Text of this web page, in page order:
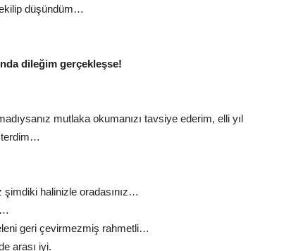
düşündüm…
dileğim gerçekleşse!
mutlaka okumanızı tavsiye ederim, elli yıl
halinizle oradasınız…
geri çevirmezmiş rahmetli…
arası iyi.